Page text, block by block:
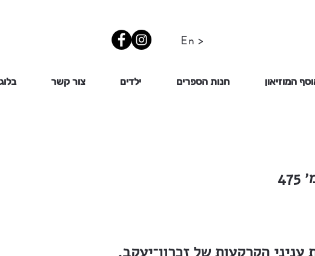
En >
המוזיאון חנות הספרים ילדים צור קשר